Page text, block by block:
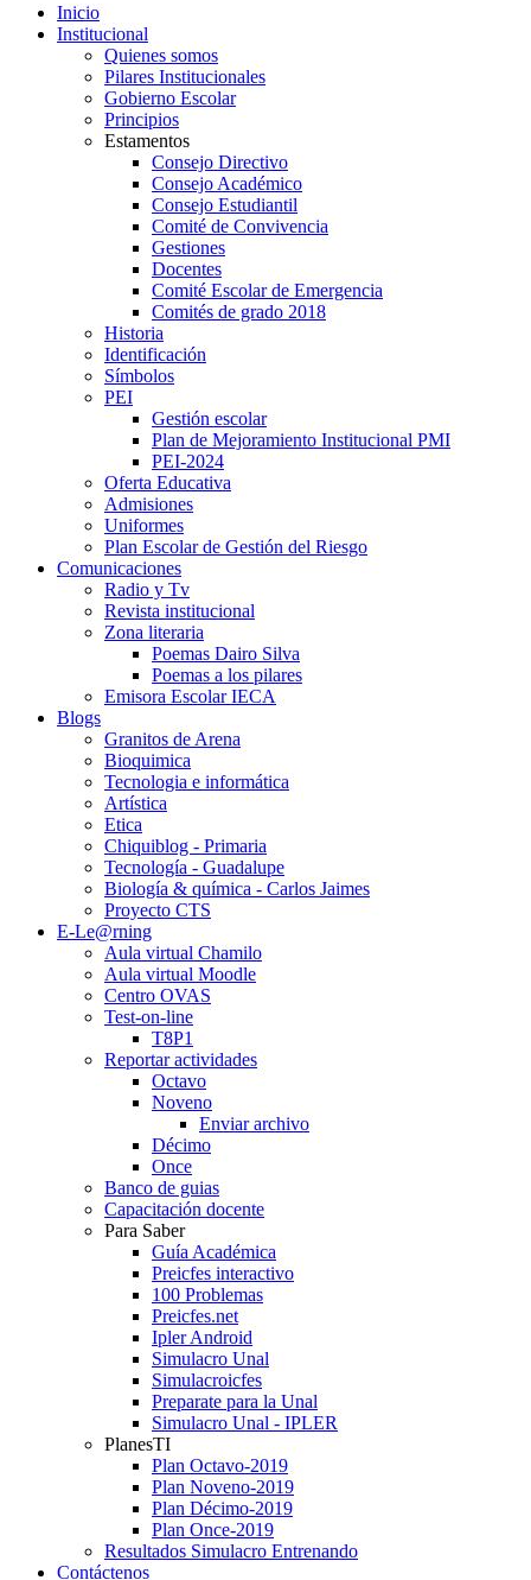
Inicio
Institucional
Quienes somos
Pilares Institucionales
Gobierno Escolar
Principios
Estamentos
Consejo Directivo
Consejo Académico
Consejo Estudiantil
Comité de Convivencia
Gestiones
Docentes
Comité Escolar de Emergencia
Comités de grado 2018
Historia
Identificación
Símbolos
PEI
Gestión escolar
Plan de Mejoramiento Institucional PMI
PEI-2024
Oferta Educativa
Admisiones
Uniformes
Plan Escolar de Gestión del Riesgo
Comunicaciones
Radio y Tv
Revista institucional
Zona literaria
Poemas Dairo Silva
Poemas a los pilares
Emisora Escolar IECA
Blogs
Granitos de Arena
Bioquimica
Tecnologia e informática
Artística
Etica
Chiquiblog - Primaria
Tecnología - Guadalupe
Biología & química - Carlos Jaimes
Proyecto CTS
E-Le@rning
Aula virtual Chamilo
Aula virtual Moodle
Centro OVAS
Test-on-line
T8P1
Reportar actividades
Octavo
Noveno
Enviar archivo
Décimo
Once
Banco de guias
Capacitación docente
Para Saber
Guía Académica
Preicfes interactivo
100 Problemas
Preicfes.net
Ipler Android
Simulacro Unal
Simulacroicfes
Preparate para la Unal
Simulacro Unal - IPLER
PlanesTI
Plan Octavo-2019
Plan Noveno-2019
Plan Décimo-2019
Plan Once-2019
Resultados Simulacro Entrenando
Contáctenos